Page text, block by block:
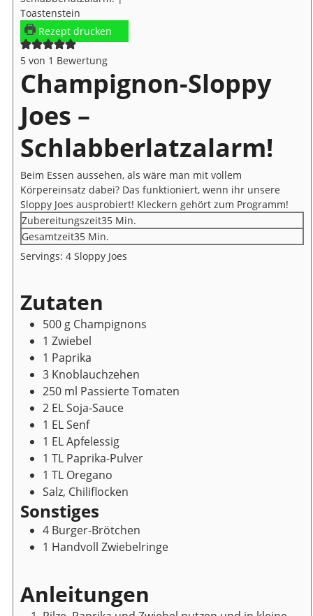
Rezept drucken
5 von 1 Bewertung
Champignon-Sloppy
Joes –
Schlabberlatzalarm!
Beim Essen aussehen, als wäre man mit vollem
Körpereinsatz dabei? Das funktioniert, wenn ihr unsere
Sloppy Joes ausprobiert! Kleckern gehört zum Programm!
Zubereitungszeit35Minuten
Min.
Gesamtzeit35Minuten
Min.
Servings: 4 Sloppy Joes
Zutaten
500 g Champignons
1 Zwiebel
1 Paprika
3 Knoblauchzehen
250 ml Passierte Tomaten
2 ELSoja-Sauce
1 ELSenf
1 ELApfelessig
1 TL Paprika-Pulver
1 TL Oregano
Salz, Chiliflocken
Sonstiges
4 Burger-Brötchen
1 Handvoll Zwiebelringe
Anleitungen